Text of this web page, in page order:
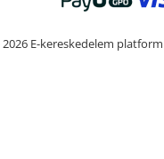
E-kereskedelem